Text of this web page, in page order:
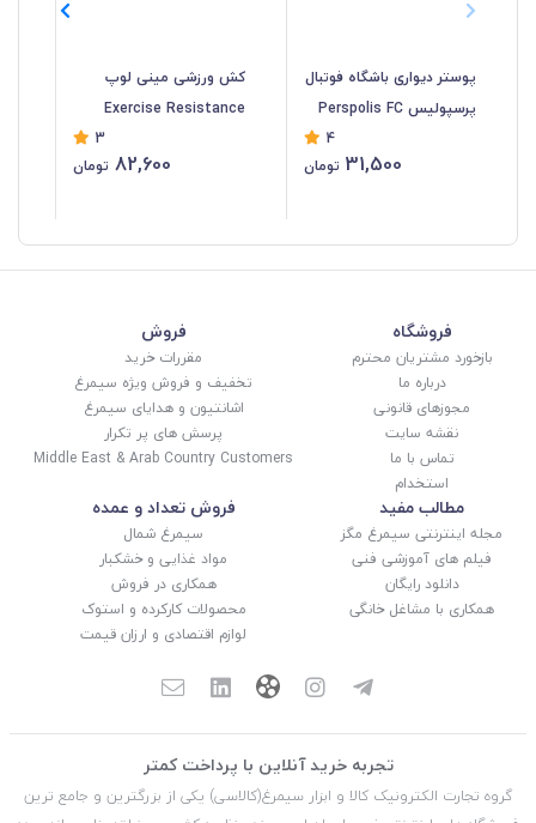
پوستر دیواری باشگاه فوتبال
پرسپولیس Perspolis FC
کاغذ گلاسه طرح همیشه
4
31,500 تومان
کش ورزشی مینی لوپ
Exercise Resistance
Belt در 5 رنگ و کشش
متنوع با کیف و جعبه VKB-
3
82,600 تومان
فروشگاه
بازخورد مشتریان محترم
درباره ما
مجوزهای قانونی
نقشه سایت
تماس با ما
استخدام
فروش
مقررات خرید
تخفیف و فروش ویژه سیمرغ
اشانتیون و هدایای سیمرغ
پرسش های پر تکرار
Middle East & Arab Country Customers
مطالب مفید
مجله اینترنتی سیمرغ مگز
فیلم های آموزشی فنی
دانلود رایگان
همکاری با مشاغل خانگی
فروش تعداد و عمده
سیمرغ شمال
مواد غذایی و خشکبار
همکاری در فروش
محصولات کارکرده و استوک
لوازم اقتصادی و ارزان قیمت
تجربه خرید آنلاین با پرداخت کمتر
گروه تجارت الکترونیک کالا و ابزار سیمرغ(کالاسی) یکی از بزرگترین و جامع ترین